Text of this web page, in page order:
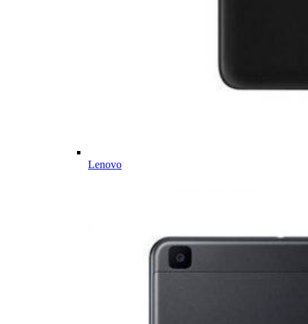
Lenovo